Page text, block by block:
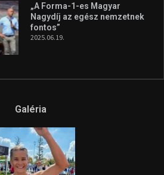
„A Forma-1-es Magyar
Nagydíj az egész nemzetnek
fontos”
2025.06.19.
Galéria